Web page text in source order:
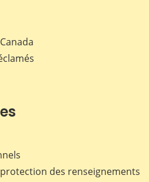
des renseignements